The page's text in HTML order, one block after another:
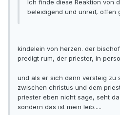
Ich finde diese Reaktion von
beleidigend und unreif, offen
kindelein von herzen. der
predigt rum, der priester, in
und als er sich dann versteig zu
zwischen christus und dem
priester eben nicht sage, seht
sondern das ist mein leib.....